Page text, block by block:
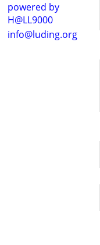
powered by
H@LL9000
info@luding.org